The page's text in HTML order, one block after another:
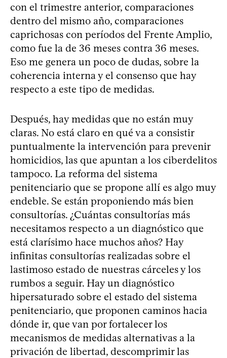
con el trimestre anterior, comparaciones
dentro del mismo año, comparaciones
caprichosas con períodos del Frente Amplio,
como fue la de 36 meses contra 36 meses.
Eso me genera un poco de dudas, sobre la
coherencia interna y el consenso que hay
respecto a este tipo de medidas.
Después, hay medidas que no están muy
claras. No está claro en qué va a consistir
puntualmente la intervención para prevenir
homicidios, las que apuntan a los ciberdelitos
tampoco. La reforma del sistema
penitenciario que se propone allí es algo muy
endeble. Se están proponiendo más bien
consultorías. ¿Cuántas consultorías más
necesitamos respecto a un diagnóstico que
está clarísimo hace muchos años? Hay
infinitas consultorías realizadas sobre el
lastimoso estado de nuestras cárceles y los
rumbos a seguir. Hay un diagnóstico
hipersaturado sobre el estado del sistema
penitenciario, que proponen caminos hacia
dónde ir, que van por fortalecer los
mecanismos de medidas alternativas a la
privación de libertad, descomprimir las